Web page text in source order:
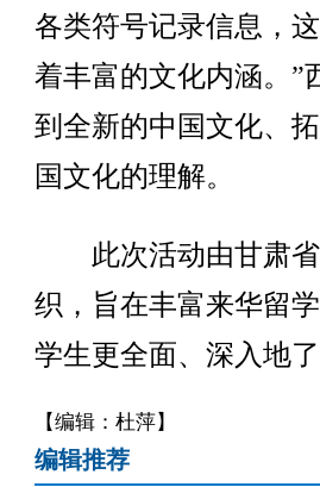
各类符号记录信息，
着丰富的文化内涵。”
到全新的中国文化、
国文化的理解。
此次活动由甘肃省
织，旨在丰富来华留
学生更全面、深入地
【编辑：杜萍】
编辑推荐